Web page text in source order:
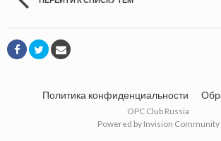
Политика конфиденциальности
OPC Club Russia
Powered by Invision Community